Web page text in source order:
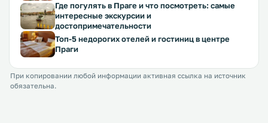
Где погулять в Праге и что посмотреть: самые
интересные экскурсии и
достопримечательности
Топ-5 недорогих отелей и гостиниц в центре
Праги
При копировании любой информации активная ссылка на источник
обязательна.